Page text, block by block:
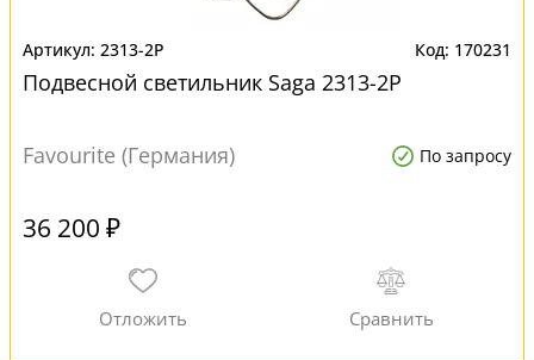
2313-2P 170231
Подвесной светильник Saga 2313-2P
Favourite (Германия) По запросу
36 200 ₽